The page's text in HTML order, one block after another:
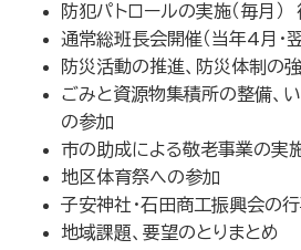
防犯パトロールの実施（毎月
通常総班長会開催（当年4月・
防災活動の推進、防災体制の
ごみと資源物集積所の整備、
の参加
市の助成による敬老事業の実
地区体育祭への参加
子安神社・石田商工振興会の
地域課題、要望のとりまとめ